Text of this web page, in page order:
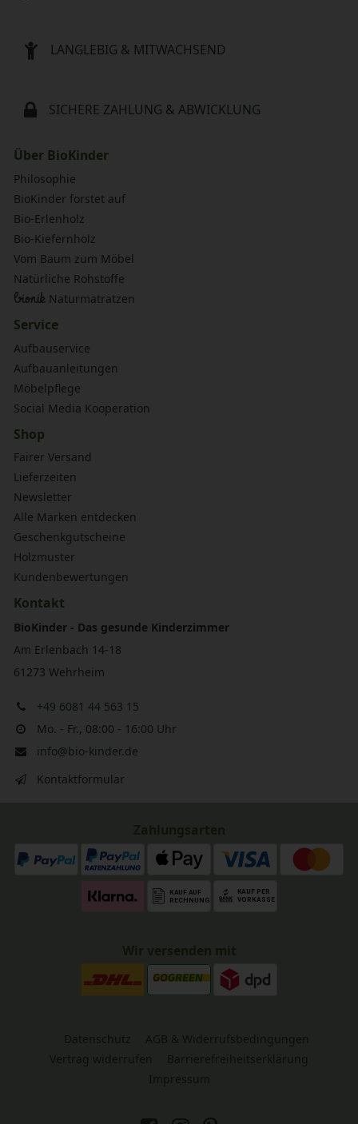
LANGLEBIG & MITWACHSEND
SICHERE ZAHLUNG & ABWICKLUNG
Über BioKinder
Philosophie
BioKinder forstet auf
Bio-Erlenholz
Bio-Kiefernholz
Vom Baum zum Möbel
Natürliche Rohstoffe
bionik Naturmatratzen
Service
Aufbauservice
Aufbauanleitungen
Möbelpflege
Social Media Kooperation
Shop
Fairer Versand
Lieferzeiten
Newsletter
Alle Marken entdecken
Geschenkgutscheine
Holzmuster
Kundenbewertungen
Kontakt
BioKinder - Das gesunde Kinderzimmer
Am Erlenbach 14-18
61273 Wehrheim
+49 6081 44 563 15
Mo. - Fr., 08:00 - 16:00 Uhr
info@bio-kinder.de
Kontaktformular
Zahlungsarten
Wir versenden mit